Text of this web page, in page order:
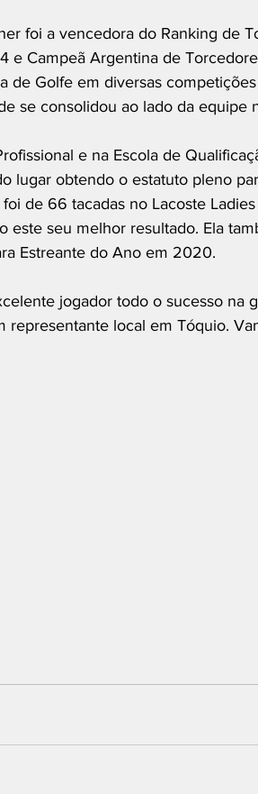
foi a vencedora do Ranking de
e Campeã Argentina de
de Golfe em diversas
se consolidou ao lado da equipe
e na Escola de
lugar obtendo o estatuto pleno
de 66 tacadas no Lacoste
este seu melhor resultado. Ela
Estreante do Ano em 2020.
jogador todo o sucesso na
representante local em Tóquio.